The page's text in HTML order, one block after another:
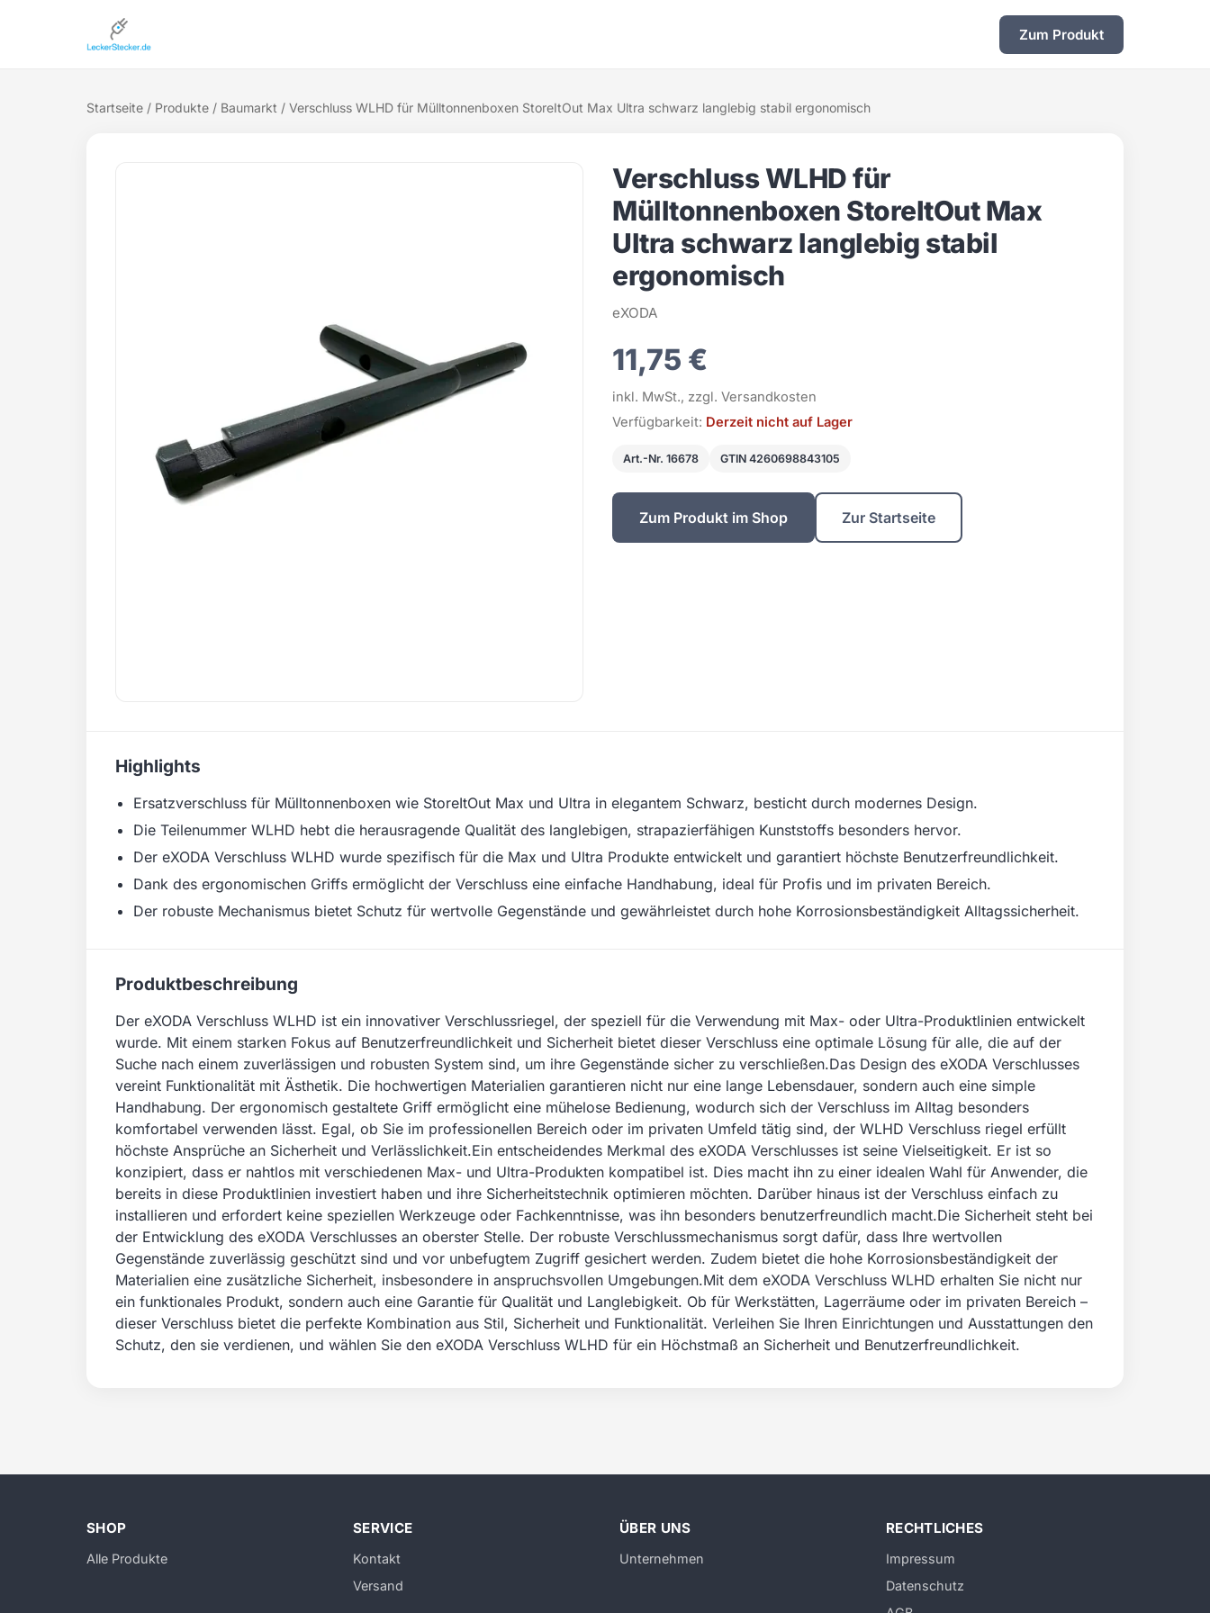
Zum Produkt
Startseite / Produkte / Baumarkt / Verschluss WLHD für Mülltonnenboxen StoreItOut Max Ultra schwarz langlebig stabil ergonomisch
Verschluss WLHD für
Mülltonnenboxen StoreItOut Max
Ultra schwarz langlebig stabil
ergonomisch
eXODA
11,75 €
inkl. MwSt., zzgl. Versandkosten
Verfügbarkeit: Derzeit nicht auf Lager
Art.-Nr. 16678 GTIN 4260698843105
Zum Produkt im Shop Zur Startseite
Highlights
Ersatzverschluss für Mülltonnenboxen wie StoreItOut Max und Ultra in elegantem Schwarz, besticht durch modernes Design.
Die Teilenummer WLHD hebt die herausragende Qualität des langlebigen, strapazierfähigen Kunststoffs besonders hervor.
Der eXODA Verschluss WLHD wurde spezifisch für die Max und Ultra Produkte entwickelt und garantiert höchste Benutzerfreundlichkeit.
Dank des ergonomischen Griffs ermöglicht der Verschluss eine einfache Handhabung, ideal für Profis und im privaten Bereich.
Der robuste Mechanismus bietet Schutz für wertvolle Gegenstände und gewährleistet durch hohe Korrosionsbeständigkeit Alltagssicherheit.
Produktbeschreibung
Der eXODA Verschluss WLHD ist ein innovativer Verschlussriegel, der speziell für die Verwendung mit Max- oder Ultra-Produktlinien entwickelt
wurde. Mit einem starken Fokus auf Benutzerfreundlichkeit und Sicherheit bietet dieser Verschluss eine optimale Lösung für alle, die auf der
Suche nach einem zuverlässigen und robusten System sind, um ihre Gegenstände sicher zu verschließen.Das Design des eXODA Verschlusses
vereint Funktionalität mit Ästhetik. Die hochwertigen Materialien garantieren nicht nur eine lange Lebensdauer, sondern auch eine simple
Handhabung. Der ergonomisch gestaltete Griff ermöglicht eine mühelose Bedienung, wodurch sich der Verschluss im Alltag besonders
komfortabel verwenden lässt. Egal, ob Sie im professionellen Bereich oder im privaten Umfeld tätig sind, der WLHD Verschluss riegel erfüllt
höchste Ansprüche an Sicherheit und Verlässlichkeit.Ein entscheidendes Merkmal des eXODA Verschlusses ist seine Vielseitigkeit. Er ist so
konzipiert, dass er nahtlos mit verschiedenen Max- und Ultra-Produkten kompatibel ist. Dies macht ihn zu einer idealen Wahl für Anwender, die
bereits in diese Produktlinien investiert haben und ihre Sicherheitstechnik optimieren möchten. Darüber hinaus ist der Verschluss einfach zu
installieren und erfordert keine speziellen Werkzeuge oder Fachkenntnisse, was ihn besonders benutzerfreundlich macht.Die Sicherheit steht bei
der Entwicklung des eXODA Verschlusses an oberster Stelle. Der robuste Verschlussmechanismus sorgt dafür, dass Ihre wertvollen
Gegenstände zuverlässig geschützt sind und vor unbefugtem Zugriff gesichert werden. Zudem bietet die hohe Korrosionsbeständigkeit der
Materialien eine zusätzliche Sicherheit, insbesondere in anspruchsvollen Umgebungen.Mit dem eXODA Verschluss WLHD erhalten Sie nicht nur
ein funktionales Produkt, sondern auch eine Garantie für Qualität und Langlebigkeit. Ob für Werkstätten, Lagerräume oder im privaten Bereich –
dieser Verschluss bietet die perfekte Kombination aus Stil, Sicherheit und Funktionalität. Verleihen Sie Ihren Einrichtungen und Ausstattungen den
Schutz, den sie verdienen, und wählen Sie den eXODA Verschluss WLHD für ein Höchstmaß an Sicherheit und Benutzerfreundlichkeit.
SHOP
Alle Produkte
SERVICE
Kontakt
Versand
ÜBER UNS
Unternehmen
RECHTLICHES
Impressum
Datenschutz